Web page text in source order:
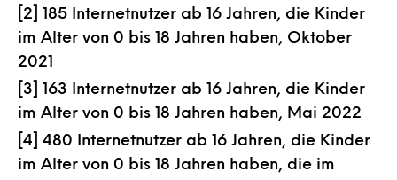
[2] 185 Internetnutzer ab 16 Jahren, die Kinder
im Alter von 0 bis 18 Jahren haben, Oktober
2021
[3] 163 Internetnutzer ab 16 Jahren, die Kinder
im Alter von 0 bis 18 Jahren haben, Mai 2022
[4] 480 Internetnutzer ab 16 Jahren, die Kinder
im Alter von 0 bis 18 Jahren haben, die im